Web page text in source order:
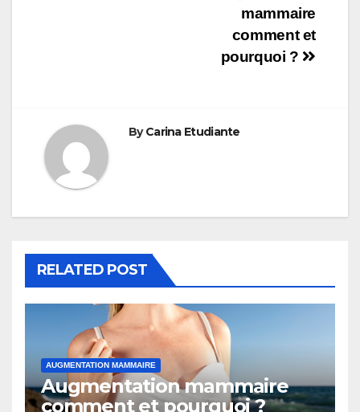
mammaire
comment et
pourquoi ?
ByCarina Etudiante
RELATED POST
AUGMENTATION MAMMAIRE
Augmentation mammaire
comment et pourquoi ?